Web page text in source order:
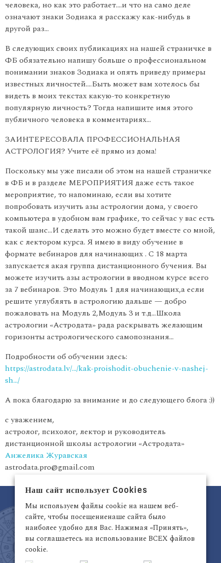
человека, но как это работает….и что на само деле
означают знаки Зодиака я расскажу как-нибудь в
другой раз…
В следующих своих публикациях на нашей страничке в
ФБ обязательно напишу больше о профессиональном
понимании знаков Зодиака и опять приведу примеры
известных личностей….Быть может вам хотелось бы
видеть в моих текстах какую-то конкретную
популярную личность? Тогда напишите имя этого
публичного человека в комментариях…
ЗАИНТЕРЕСОВАЛА ПРОФЕССИОНАЛЬНАЯ
АСТРОЛОГИЯ? Учите её прямо из дома!
Поскольку мы уже писали об этом на нашей страничке
в ФБ и в разделе МЕРОПРИЯТИЯ даже есть такое
мероприятие, то напоминаю, если вы хотите
попробовать изучить азы астрологии дома, у своего
компьютера в удобном вам графике, то сейчас у вас есть
такой шанс…И сделать это можно будет вместе со мной,
как с лектором курса. Я имею в виду обучение в
формате вебинаров для начинающих . С 18 марта
запускается акая группа дистанционного бучения. Вы
можете изучить азы астрологии в вводном курсе всего
за 7 вебинаров. Это Модуль 1 для начинающих,а если
решите углублять в астрологию дальше — добро
пожаловать на Модуль 2,Модуль 3 и т.д…Школа
астрологии «Астродата» рада раскрывать желающим
горизонты астрологического самопознания…
Подробности об обучении здесь:
https://astrodata.lv/…/kak-proishodit-obuchenie-v-nashej-
sh…/
А пока благодарю за внимание и до следующего блога :))
с уважением,
астролог, психолог, лектор и руководитель
дистанционной школы астрологии «Астродата»
Анжелика Журавская
astrodata.pro@gmail.com
Латвия, Рига,
Наш сайт использует Cookies
Мы используем файлы cookie на нашем веб-
сайте, чтобы посещениенаше сайта было
наиболее удобно для Вас. Нажимая «Принять»,
вы соглашаетесь на использование ВСЕХ файлов
cookie.